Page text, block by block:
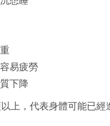
易疲勞
下降
上，代表身體可能已經